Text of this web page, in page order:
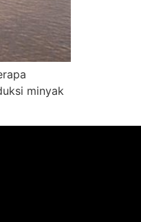
minyak